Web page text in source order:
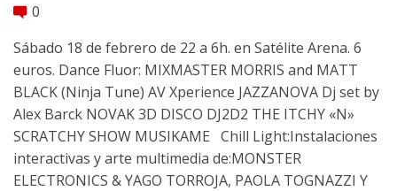
comment 0
Sábado 18 de febrero de 22 a 6h. en Satélite Arena. 6
euros. Dance Fluor: MIXMASTER MORRIS and MATT
BLACK (Ninja Tune) AV Xperience JAZZANOVA Dj set by
Alex Barck NOVAK 3D DISCO DJ2D2 THE ITCHY «N»
SCRATCHY SHOW MUSIKAME Chill Light:Instalaciones
interactivas y arte multimedia de:MONSTER
ELECTRONICS & YAGO TORROJA, PAOLA TOGNAZZI Y